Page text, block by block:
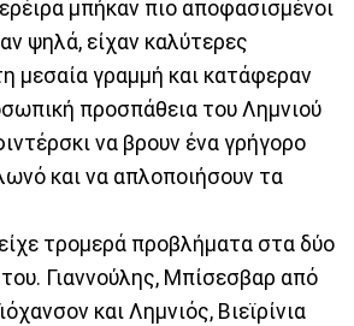
μπήκαν πιο αποφασισμένοι
ψηλά, είχαν καλύτερες
μεσαία γραμμή και κατάφεραν
προσπάθεια του Λημνιού
να βρουν ένα γρήγορο
και να απλοποιήσουν τα
τρομερά προβλήματα στα δύο
Γιαννούλης, Μπίσεσβαρ από
και Λημνιός, Βιεϊρίνια